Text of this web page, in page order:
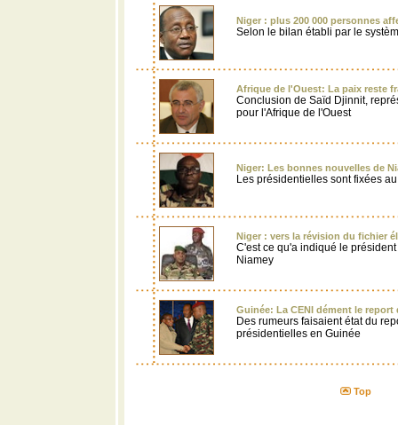
Niger : plus 200 000 personnes
Selon le bilan établi par le
Afrique de l'Ouest: La paix reste
Conclusion de Saïd Djinnit,
pour l'Afrique de l'Ouest
Niger: Les bonnes nouvelles de
Les présidentielles sont fixées
Niger : vers la révision du fichier
C'est ce qu'a indiqué le
Niamey
Guinée: La CENI dément le report
Des rumeurs faisaient état du
présidentielles en Guinée
Top